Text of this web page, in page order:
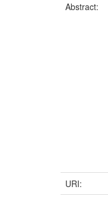
Abstract:
URI: